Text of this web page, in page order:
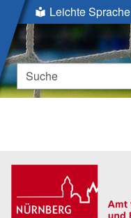
Leichte Sprache
Suche